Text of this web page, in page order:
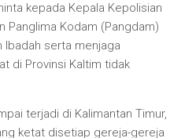
kepada Kepala Kepolisian
Panglima Kodam (Pangdam)
Ibadah serta menjaga
di Provinsi Kaltim tidak
terjadi di Kalimantan Timur,
ketat disetiap gereja-gereja